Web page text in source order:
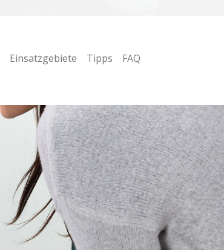
Einsatzgebiete Tipps FAQ